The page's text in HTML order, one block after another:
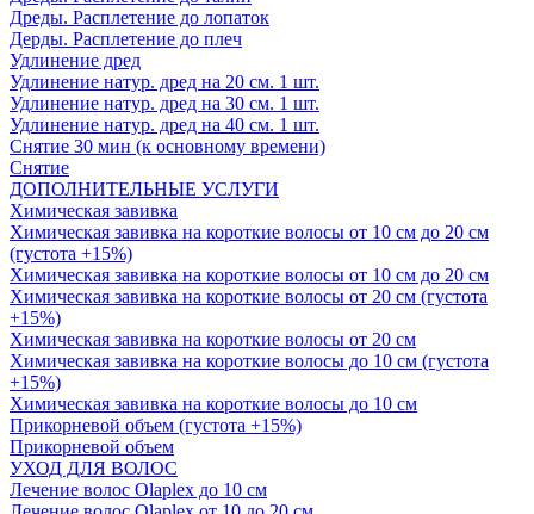
Дреды. Расплетение до лопаток
Дерды. Расплетение до плеч
Удлинение дред
Удлинение натур. дред на 20 см. 1 шт.
Удлинение натур. дред на 30 см. 1 шт.
Удлинение натур. дред на 40 см. 1 шт.
Снятие 30 мин (к основному времени)
Снятие
ДОПОЛНИТЕЛЬНЫЕ УСЛУГИ
Химическая завивка
Химическая завивка на короткие волосы от 10 см до 20 см
(густота +15%)
Химическая завивка на короткие волосы от 10 см до 20 см
Химическая завивка на короткие волосы от 20 см (густота
+15%)
Химическая завивка на короткие волосы от 20 см
Химическая завивка на короткие волосы до 10 см (густота
+15%)
Химическая завивка на короткие волосы до 10 см
Прикорневой объем (густота +15%)
Прикорневой объем
УХОД ДЛЯ ВОЛОС
Лечение волос Olapleх до 10 см